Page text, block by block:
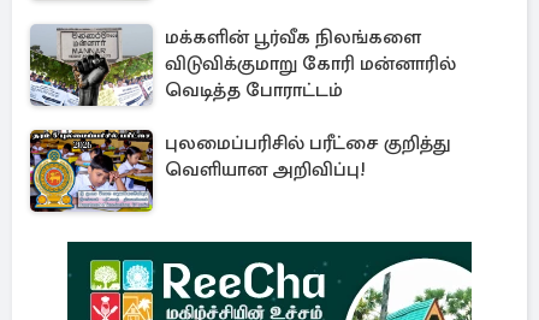
மக்களின் பூர்வீக நிலங்களை
விடுவிக்குமாறு கோரி மன்னாரில்
வெடித்த போராட்டம்
புலமைப்பரிசில் பரீட்சை குறித்து
வெளியான அறிவிப்பு!